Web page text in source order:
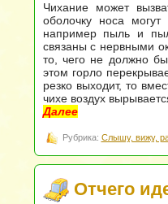
Чихание может
оболочку носа
например пыль и
связаны с нервными
то, чего не должно
этом горло
резко выходит, то
чихе воздух
Далее
Рубрика: Слышу, вижу,
Отчего